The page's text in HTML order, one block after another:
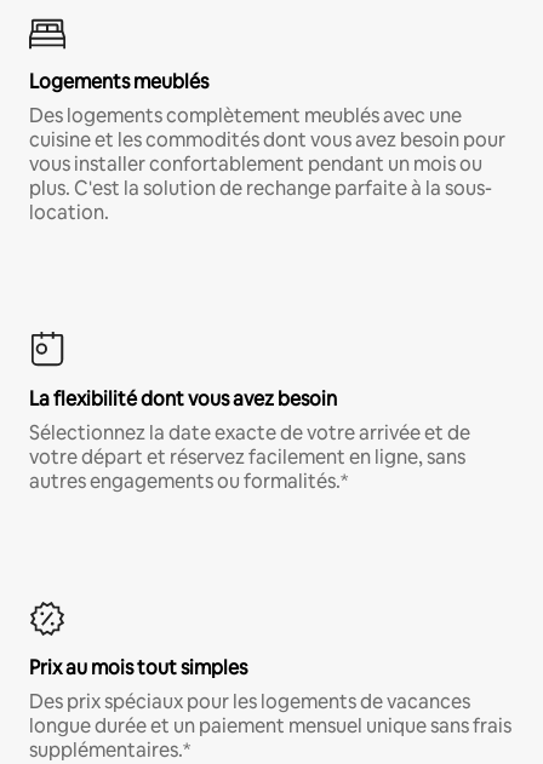
Logements meublés
Des logements complètement meublés avec une
cuisine et les commodités dont vous avez besoin pour
vous installer confortablement pendant un mois ou
plus. C'est la solution de rechange parfaite à la sous-
location.
La flexibilité dont vous avez besoin
Sélectionnez la date exacte de votre arrivée et de
votre départ et réservez facilement en ligne, sans
autres engagements ou formalités.*
Prix au mois tout simples
Des prix spéciaux pour les logements de vacances
longue durée et un paiement mensuel unique sans frais
supplémentaires.*